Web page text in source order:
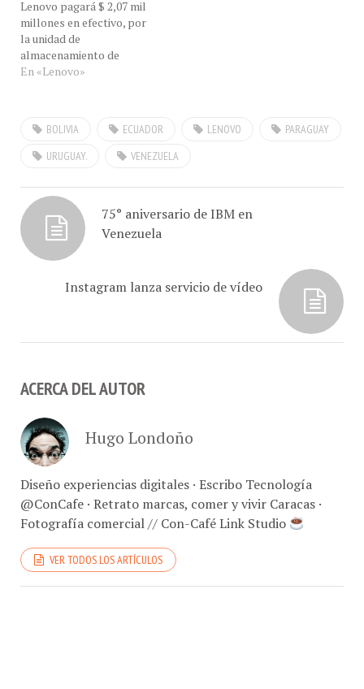
millones en efectivo, por
la unidad de
almacenamiento de
servidores de bajo costo
de IBM, que ha acumulado
acordado la compra de la
unidad de negocio de
En «Lenovo»
Venezuela
Diseño experiencias digitales · Escribo Tecnología
@ConCafe · Retrato marcas, comer y vivir Caracas ·
Fotografía comercial // Con-Café Link Studio